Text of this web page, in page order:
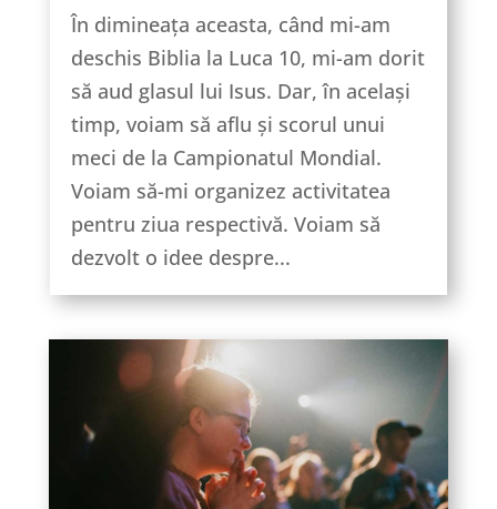
În dimineața aceasta, când mi-am
deschis Biblia la Luca 10, mi-am dorit
să aud glasul lui Isus. Dar, în același
timp, voiam să aflu și scorul unui
meci de la Campionatul Mondial.
Voiam să-mi organizez activitatea
pentru ziua respectivă. Voiam să
dezvolt o idee despre...